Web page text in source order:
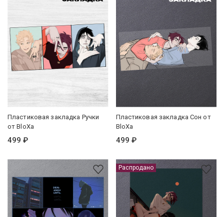
Пластиковая закладка Ручки
от BloXa
499 ₽
Пластиковая закладка Сон от
BloXa
499 ₽
Распродано